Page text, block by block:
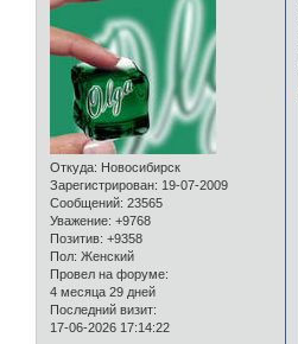
Откуда: Новосибирск
Зарегистрирован: 19-07-2009
Сообщений: 23565
Уважение: +9768
Позитив: +9358
Пол: Женский
Провел на форуме:
4 месяца 29 дней
Последний визит:
17-06-2026 17:14:22